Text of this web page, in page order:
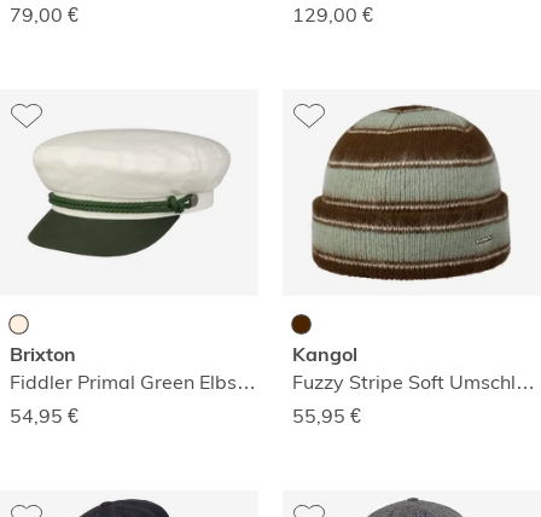
79,00 €
129,00 €
Brixton
Fiddler Primal Green Elbseglermütze
54,95 €
Kangol
Fuzzy Stripe Soft Umschlagmütze
55,95 €